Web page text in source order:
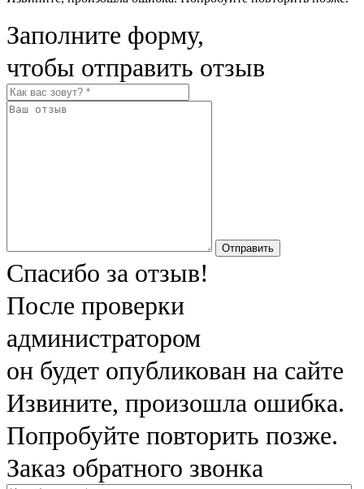
Заполните форму,
чтобы отправить отзыв
Отправить
Спасибо за отзыв!
После проверки
администратором
он будет опубликован на сайте
Извините, произошла ошибка.
Попробуйте повторить позже.
Заказ обратного звонка